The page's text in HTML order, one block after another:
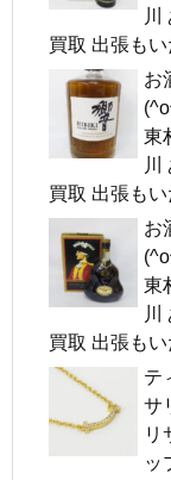
川
買取 出張もい
お
東
川
買取 出張もい
お
東
川
買取 出張もい
テ
サ
リ
ッ